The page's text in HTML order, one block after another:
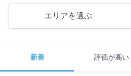
エリアを選ぶ
新着 評価が高い